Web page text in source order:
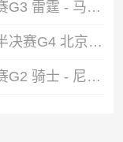
2026年05月23日NBA西部决赛G3 雷霆 - 马刺 全场录像
2026年05月22日CBA季后赛半决赛G4 北京 - 上海 全场录像
2026年05月22日NBA东部决赛G2 骑士 - 尼克斯 全场录像